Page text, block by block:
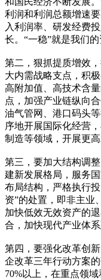
利润和利润总额增速
入利润率、研发经费
长。“一稳”就是我们
第二，狠抓提质增效
大内需战略支点，积
高附加值、高技术含
点，加强产业链纵向
油气管网、港口码头
序地开展国际化经营
制造等领域，开展更高
第三，要加大结构调
建新发展格局，服务
布局结构，严格执行
资”的处置，即非主业
加快低效无效资产的
合，加快现代产业体系
第四，要强化改革创
企改革三年行动方案
70%以上，在重点领